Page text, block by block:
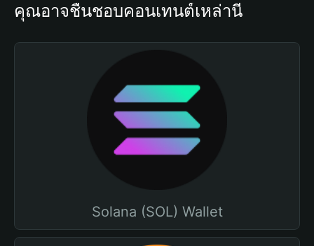
คุณอาจชื่นชอบคอนเทนต์เหล่านี้
Solana (SOL) Wallet